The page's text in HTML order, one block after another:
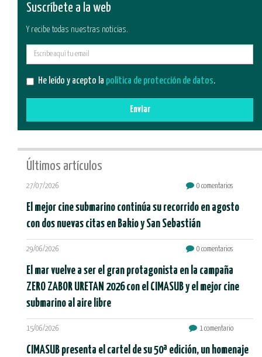
Suscríbete a la web
Y recibe todas nuestras noticias.
He leído y acepto la política de protección de datos.
Enviar
Últimos artículos
27/07/2026 0 comentarios
El mejor cine submarino continúa su recorrido en agosto
con dos nuevas citas en Bakio y San Sebastián
29/06/2026 0 comentarios
El mar vuelve a ser el gran protagonista en la campaña
ZERO ZABOR URETAN 2026 con el CIMASUB y el mejor cine
submarino al aire libre
15/06/2026 1 comentario
CIMASUB presenta el cartel de su 50ª edición, un homenaje